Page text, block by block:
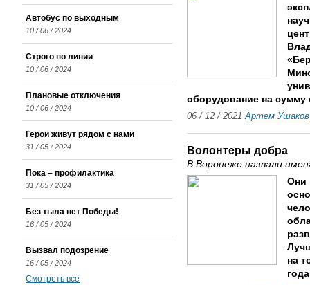
оборудование на сумму
06 / 12 / 2021Артем Ушаков
Волонтеры добра
В Воронеже назвали
Они
на
Автобус по выходным
10 / 06 / 2024
Строго по линии
10 / 06 / 2024
Плановые отключения
10 / 06 / 2024
Герои живут рядом с нами
31 / 05 / 2024
Пока – профилактика
31 / 05 / 2024
Без тыла нет Победы!
16 / 05 / 2024
Вызвал подозрение
16 / 05 / 2024
Смотреть все